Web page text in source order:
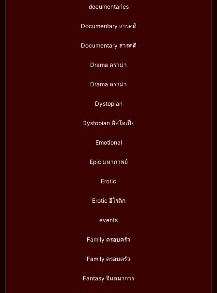
documentaries
Documentary สารคดี
Documentary สารคดี
Drama ดราม่า
Drama ดราม่า
Dystopian
Dystopian ดิสโทเปีย
Emotional
Epic มหากาพย์
Erotic
Erotic อีโรติก
events
Family ครอบครัว
Family ครอบครัว
Fantasy จินตนาการ